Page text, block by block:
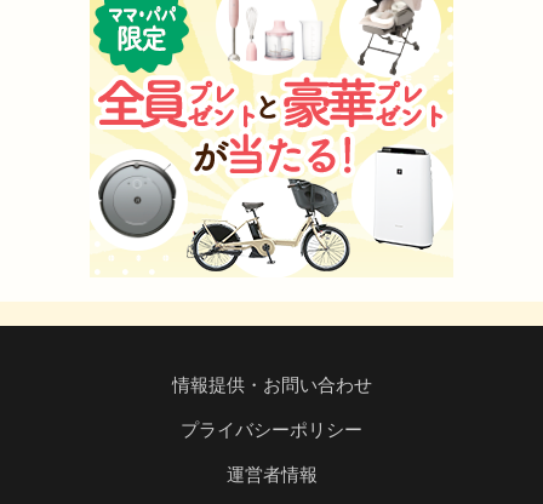
情報提供・お問い合わせ
プライバシーポリシー
運営者情報